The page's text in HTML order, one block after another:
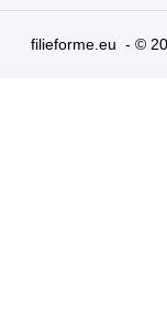
filieforme.eu - ©